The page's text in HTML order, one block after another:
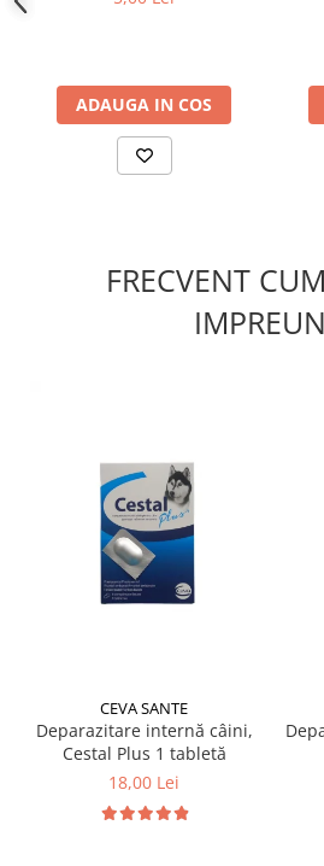
ADAUGA IN COS
FRECVENT
CEVA SANTE
Deparazitare internă câini,
Cestal Plus 1 tabletă
18,00 Lei